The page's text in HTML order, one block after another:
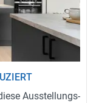
Aus­stel­lungs­